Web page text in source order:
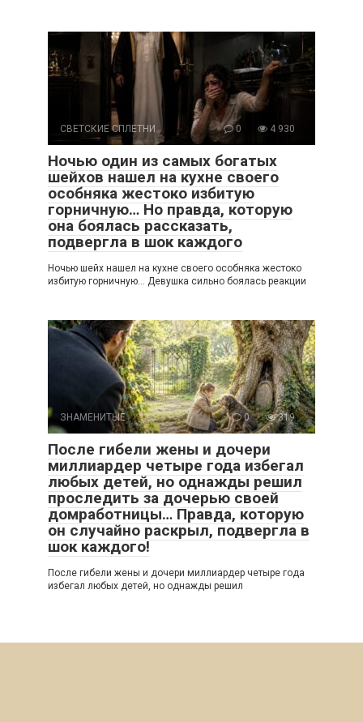
СВЕТСКИЕ СПЛЕТНИ 0 4 930
Ночью один из самых богатых
шейхов нашел на кухне своего
особняка жестоко избитую
горничную… Но правда, которую
она боялась рассказать,
подвергла в шок каждого
Ночью шейх нашел на кухне своего особняка жестоко
избитую горничную… Девушка сильно боялась реакции
ЗНАМЕНИТЫЕ 0 319
После гибели жены и дочери
миллиардер четыре года избегал
любых детей, но однажды решил
проследить за дочерью своей
домработницы… Правда, которую
он случайно раскрыл, подвергла в
шок каждого!
После гибели жены и дочери миллиардер четыре года
избегал любых детей, но однажды решил